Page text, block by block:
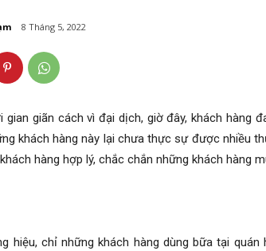
8 Tháng 5, 2022
gian giãn cách vì đại dịch, giờ đây, khách hàng
khách hàng này lại chưa thực sự được nhiều
hàng hợp lý, chắc chắn những khách hàng
hiệu, chỉ những khách hàng dùng bữa tại